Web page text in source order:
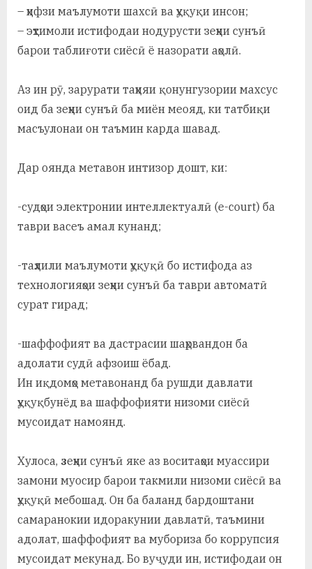
– ҳифзи маълумоти шахсӣ ва ҳуқуқи инсон;
– эҳтимоли истифодаи нодурусти зеҳни сунъӣ
барои таблиғоти сиёсӣ ё назорати аҳолӣ.
Аз ин рӯ, зарурати таҳияи қонунгузории махсус
оид ба зеҳни сунъӣ ба миён меояд, ки татбиқи
масъулонаи он таъмин карда шавад.
Дар оянда метавон интизор дошт, ки:
-судҳои электронии интеллектуалӣ (e-court) ба
таври васеъ амал кунанд;
-таҳлили маълумоти ҳуқуқӣ бо истифода аз
технологияҳои зеҳни сунъӣ ба таври автоматӣ
сурат гирад;
-шаффофият ва дастрасии шаҳрвандон ба
адолати судӣ афзоиш ёбад.
Ин иқдомҳо метавонанд ба рушди давлати
ҳуқуқбунёд ва шаффофияти низоми сиёсӣ
мусоидат намоянд.
Хулоса, зеҳни сунъӣ яке аз воситаҳои муассири
замони муосир барои такмили низоми сиёсӣ ва
ҳуқуқӣ мебошад. Он ба баланд бардоштани
самаранокии идоракунии давлатӣ, таъмини
адолат, шаффофият ва мубориза бо коррупсия
мусоидат мекунад. Бо вуҷуди ин, истифодаи он